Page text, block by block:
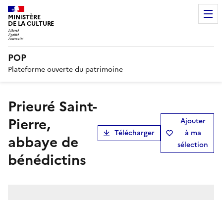
MINISTÈRE
DE LA CULTURE
POP
Plateforme ouverte du patrimoine
Prieuré Saint-
Pierre,
abbaye de
bénédictins
Télécharger
Ajouter
à ma
sélection